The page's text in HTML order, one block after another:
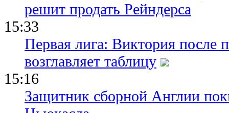
решит продать Рейндерса
15:33
Первая лига: Виктория после
возглавляет таблицу
15:16
Защитник сборной Англии